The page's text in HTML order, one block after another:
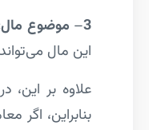
3
– موضوع
این مال
علاوه بر
بنابراین،